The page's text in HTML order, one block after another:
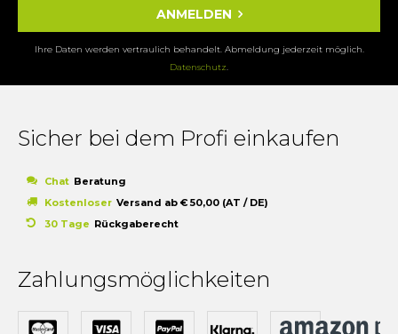
ANMELDEN
Ihre Daten werden vertraulich behandelt. Abmeldung jederzeit möglich.
Datenschutz.
Sicher bei dem Profi einkaufen
Chat Beratung
Kostenloser Versand ab € 50,00 (AT / DE)
30 Tage Rückgaberecht
Zahlungsmöglichkeiten